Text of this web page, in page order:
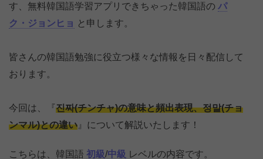
す、無料韓国語学習アプリできちゃった韓国語の パ
ク・ジョンヒョ と申します。
皆さんの韓国語勉強に役立つ様々な情報を日々配信して
おります。
今回は、『진짜(チンチャ)の意味と頻出表現、정말(チョ
ンマル)との違い 』について解説いたします！
こちらは、韓国語 初級/中級 レベルの内容です。